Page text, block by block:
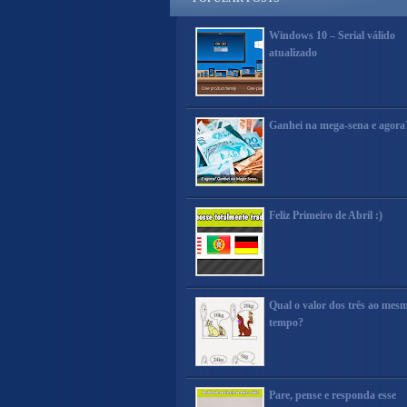
Windows 10 – Serial válido
atualizado
Ganhei na mega-sena e
Feliz Primeiro de Abril :)
Qual o valor dos três ao
tempo?
Pare, pense e responda esse